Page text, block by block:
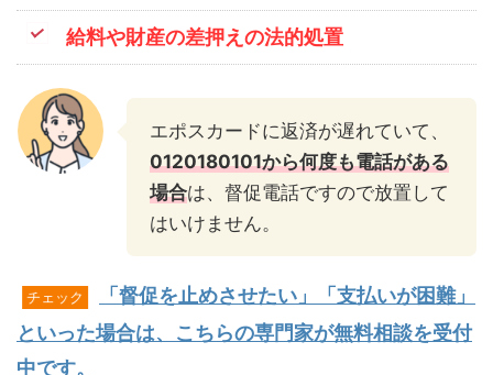
給料や財産の差押えの法的処置
エポスカードに返済が遅れていて、
0120180101から何度も電話がある
場合は、督促電話ですので放置して
はいけません。
チェック
「督促を止めさせたい」「支払いが困難」
といった場合は、こちらの専門家が無料相談を受付
中です。